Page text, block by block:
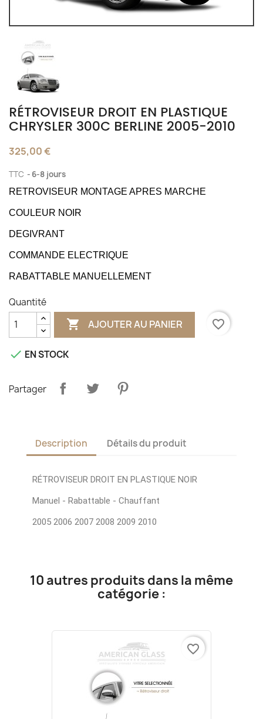
RÉTROVISEUR DROIT EN PLASTIQUE
CHRYSLER 300C BERLINE 2005-2010
325,00 €
TTC 6-8 jours
RETROVISEUR MONTAGE APRES MARCHE
COULEUR NOIR
DEGIVRANT
COMMANDE ELECTRIQUE
RABATTABLE MANUELLEMENT
Quantité
 AJOUTER AU PANIER favorite_border
 EN STOCK
Partager
Description Détails du produit
RÉTROVISEUR DROIT EN PLASTIQUE NOIR
Manuel - Rabattable - Chauffant
2005 2006 2007 2008 2009 2010
10 autres produits dans la même
catégorie :
favorite_border